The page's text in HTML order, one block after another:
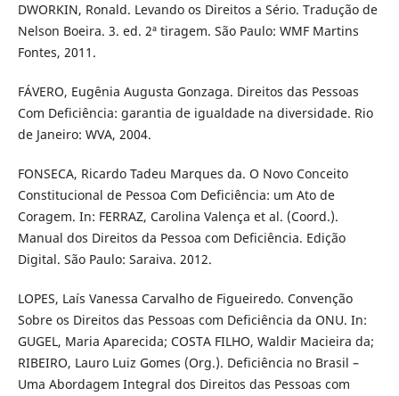
DWORKIN, Ronald. Levando os Direitos a Sério. Tradução de
Nelson Boeira. 3. ed. 2ª tiragem. São Paulo: WMF Martins
Fontes, 2011.
FÁVERO, Eugênia Augusta Gonzaga. Direitos das Pessoas
Com Deficiência: garantia de igualdade na diversidade. Rio
de Janeiro: WVA, 2004.
FONSECA, Ricardo Tadeu Marques da. O Novo Conceito
Constitucional de Pessoa Com Deficiência: um Ato de
Coragem. In: FERRAZ, Carolina Valença et al. (Coord.).
Manual dos Direitos da Pessoa com Deficiência. Edição
Digital. São Paulo: Saraiva. 2012.
LOPES, Laís Vanessa Carvalho de Figueiredo. Convenção
Sobre os Direitos das Pessoas com Deficiência da ONU. In:
GUGEL, Maria Aparecida; COSTA FILHO, Waldir Macieira da;
RIBEIRO, Lauro Luiz Gomes (Org.). Deficiência no Brasil –
Uma Abordagem Integral dos Direitos das Pessoas com